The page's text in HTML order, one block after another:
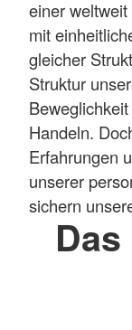
einer
mit
gleicher
Struktur
Handeln.
Erfahrungen
unserer
sichern